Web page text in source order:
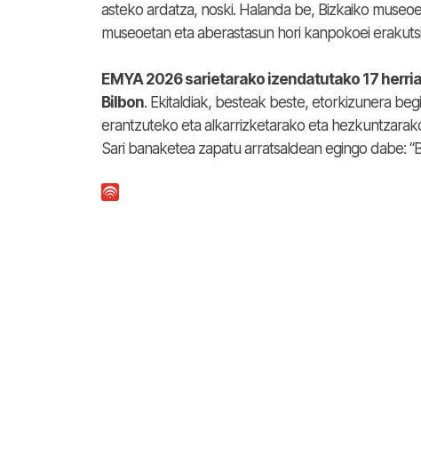
asteko ardatza, noski. Halanda be, Bizkaiko
museoetan eta aberastasun hori kanpokoei
EMYA 2026 sarietarako izendatutako 17
Bilbon. Ekitaldiak, besteak beste, etorkizunera
erantzuteko eta alkarrizketarako eta
Sari banaketea zapatu arratsaldean egingo dabe: